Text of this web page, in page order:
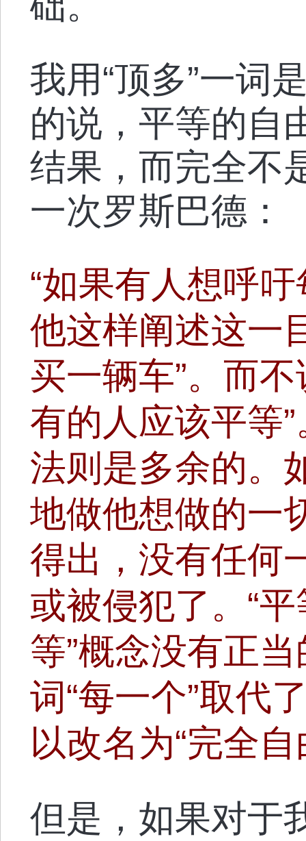
我用“顶多”一词
的说，平等的自
结果，而完全不
一次罗斯巴德：
“如果有人想呼
他这样阐述这一
买一辆车”。而
有的人应该平等
法则是多余的。
地做他想做的一
得出，没有任何
或被侵犯了。“
等”概念没有正
词“每一个”取代
以改名为“完全
但是，如果对于